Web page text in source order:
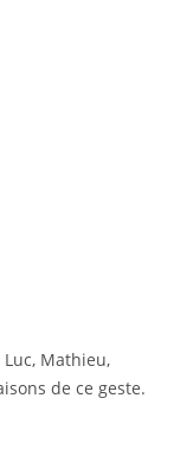
Mathieu,
de ce geste.